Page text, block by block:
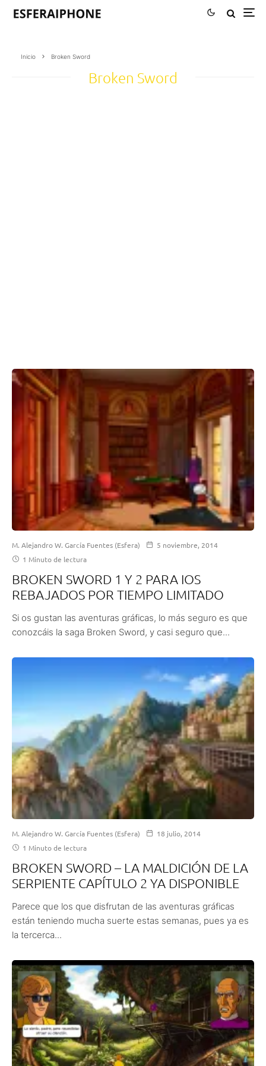
Inicio Broken Sword
Broken Sword
M. Alejandro W. García Fuentes (Esfera)
5 noviembre, 2014
1 Minuto de lectura
BROKEN SWORD 1 Y 2 PARA IOS
REBAJADOS POR TIEMPO LIMITADO
Si os gustan las aventuras gráficas, lo más seguro es que
conozcáis la saga Broken Sword, y casi seguro que...
M. Alejandro W. García Fuentes (Esfera)
18 julio, 2014
1 Minuto de lectura
BROKEN SWORD – LA MALDICIÓN DE LA
SERPIENTE CAPÍTULO 2 YA DISPONIBLE
Parece que los que disfrutan de las aventuras gráficas
están teniendo mucha suerte estas semanas, pues ya es
la tercerca...